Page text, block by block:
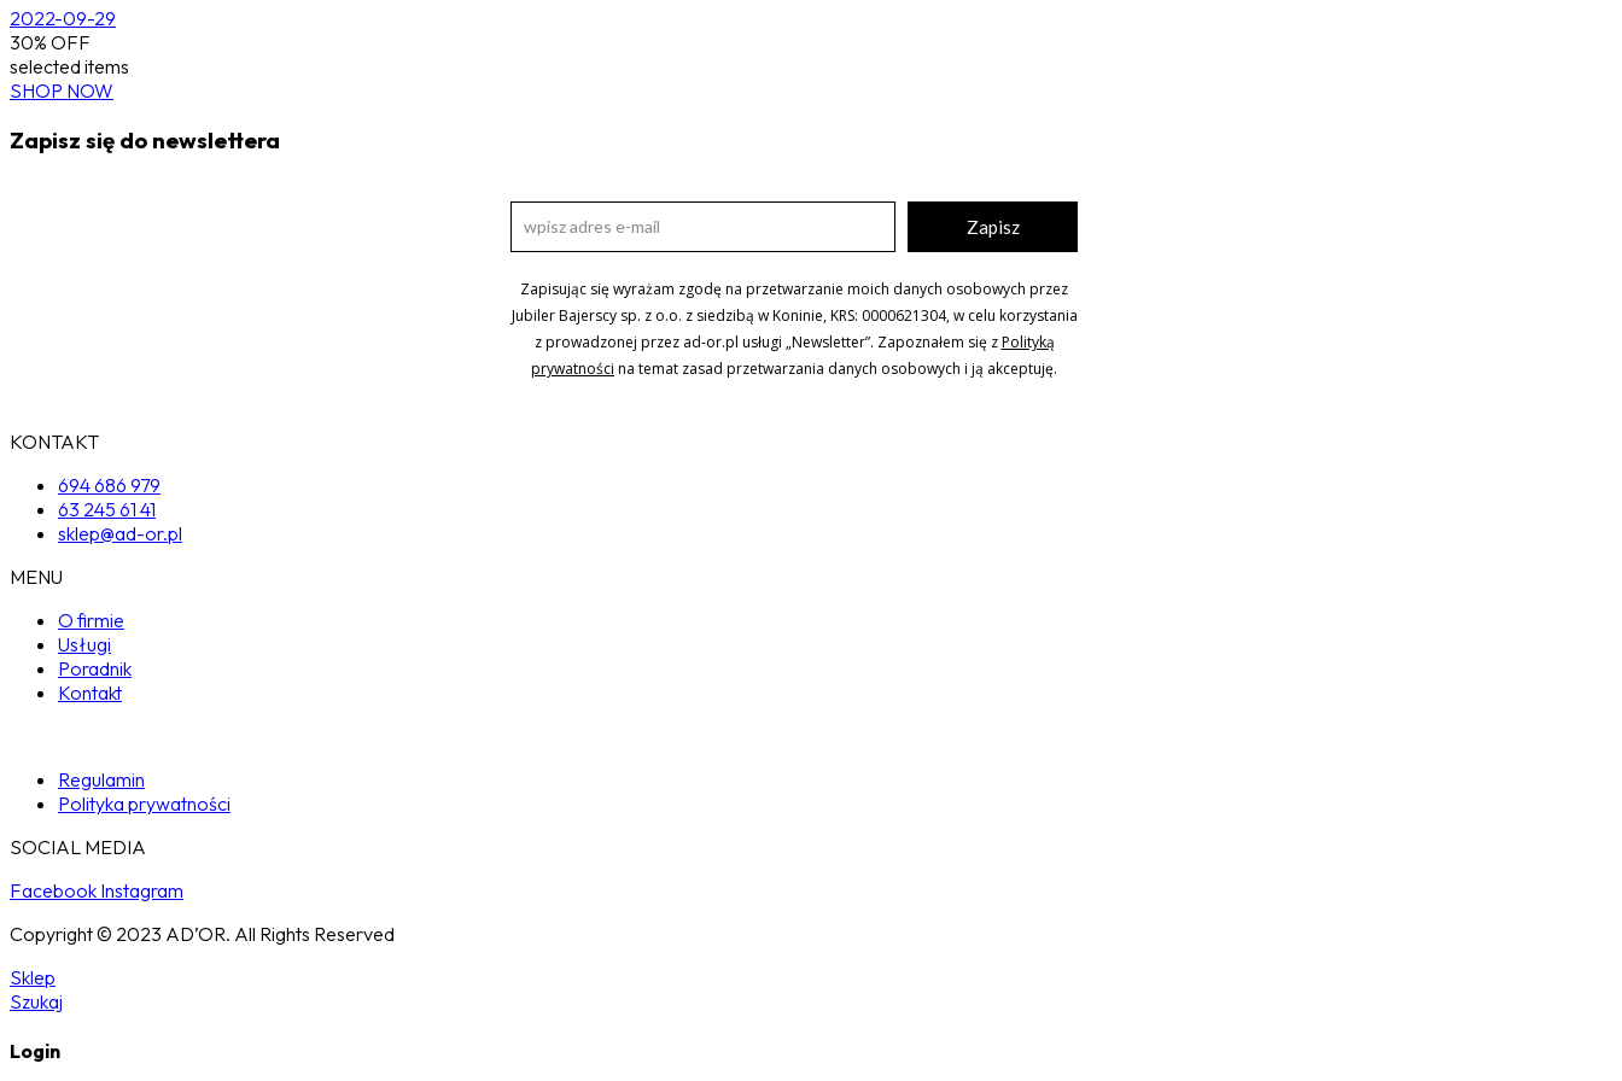
2022-09-29
30% OFF
selected items
SHOP NOW
Zapisz się do newslettera
Zapisz
Zapisując się wyrażam zgodę na przetwarzanie moich danych osobowych przez
Jubiler Bajerscy sp. z o.o. z siedzibą w Koninie, KRS: 0000621304, w celu korzystania
z prowadzonej przez ad-or.pl usługi „Newsletter”. Zapoznałem się zPolityką
prywatności na temat zasad przetwarzania danych osobowych i ją akceptuję.
KONTAKT
694 686 979
63 245 61 41
sklep@ad-or.pl
MENU
O firmie
Usługi
Poradnik
Kontakt
Regulamin
Polityka prywatności
SOCIAL MEDIA
Facebook Instagram
Copyright © 2023 AD’OR. All Rights Reserved
Sklep
Szukaj
Login